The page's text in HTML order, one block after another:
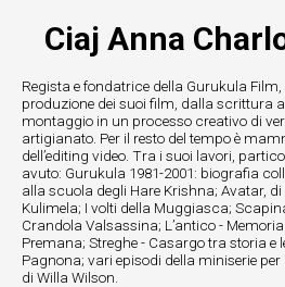
Ciaj Anna
Regista e fondatrice della Gurukula
produzione dei suoi film, dalla scrittura
montaggio in un processo creativo di
artigianato. Per il resto del tempo è
dell’editing video. Tra i suoi lavori,
avuto: Gurukula 1981-2001: biografia
alla scuola degli Hare Krishna; Avatar,
Kulimela; I volti della Muggiasca;
Crandola Valsassina; L’antico -
Premana; Streghe - Casargo tra storia e
Pagnona; vari episodi della miniserie
di Willa Wilson.